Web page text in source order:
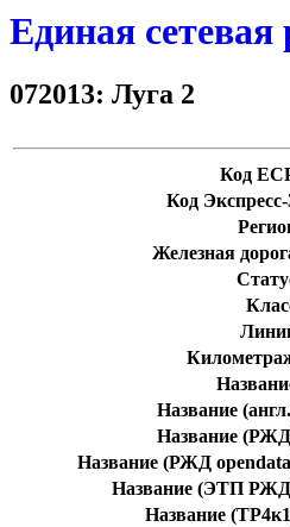
Единая сетевая
072013: Луга 2
Код
Код
Железная
Название
Название
Название (РЖД
Название (ЭТП
Название